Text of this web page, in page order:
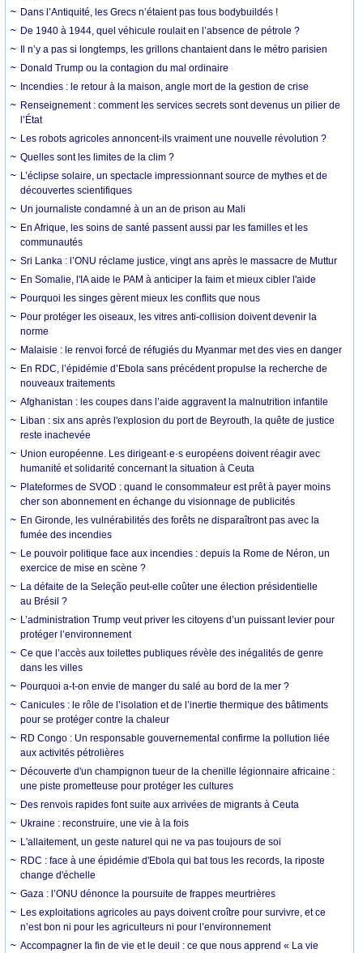
Dans l’Antiquité, les Grecs n’étaient pas tous bodybuildés !
De 1940 à 1944, quel véhicule roulait en l’absence de pétrole ?
Il n’y a pas si longtemps, les grillons chantaient dans le métro parisien
Donald Trump ou la contagion du mal ordinaire
Incendies : le retour à la maison, angle mort de la gestion de crise
Renseignement : comment les services secrets sont devenus un pilier de
l’État
Les robots agricoles annoncent-ils vraiment une nouvelle révolution ?
Quelles sont les limites de la clim ?
L’éclipse solaire, un spectacle impressionnant source de mythes et de
découvertes scientifiques
Un journaliste condamné à un an de prison au Mali
En Afrique, les soins de santé passent aussi par les familles et les
communautés
Sri Lanka : l’ONU réclame justice, vingt ans après le massacre de Muttur
En Somalie, l'IA aide le PAM à anticiper la faim et mieux cibler l'aide
Pourquoi les singes gèrent mieux les conflits que nous
Pour protéger les oiseaux, les vitres anti-collision doivent devenir la
norme
Malaisie : le renvoi forcé de réfugiés du Myanmar met des vies en danger
En RDC, l’épidémie d’Ebola sans précédent propulse la recherche de
nouveaux traitements
Afghanistan : les coupes dans l’aide aggravent la malnutrition infantile
Liban : six ans après l'explosion du port de Beyrouth, la quête de justice
reste inachevée
Union européenne. Les dirigeant·e·s européens doivent réagir avec
humanité et solidarité concernant la situation à Ceuta
Plateformes de SVOD : quand le consommateur est prêt à payer moins
cher son abonnement en échange du visionnage de publicités
En Gironde, les vulnérabilités des forêts ne disparaîtront pas avec la
fumée des incendies
Le pouvoir politique face aux incendies : depuis la Rome de Néron, un
exercice de mise en scène ?
La défaite de la Seleção peut-elle coûter une élection présidentielle
au Brésil ?
L’administration Trump veut priver les citoyens d’un puissant levier pour
protéger l’environnement
Ce que l’accès aux toilettes publiques révèle des inégalités de genre
dans les villes
Pourquoi a-t-on envie de manger du salé au bord de la mer ?
Canicules : le rôle de l’isolation et de l’inertie thermique des bâtiments
pour se protéger contre la chaleur
RD Congo : Un responsable gouvernemental confirme la pollution liée
aux activités pétrolières
Découverte d'un champignon tueur de la chenille légionnaire africaine :
une piste prometteuse pour protéger les cultures
Des renvois rapides font suite aux arrivées de migrants à Ceuta
Ukraine : reconstruire, une vie à la fois
L'allaitement, un geste naturel qui ne va pas toujours de soi
RDC : face à une épidémie d'Ebola qui bat tous les records, la riposte
change d'échelle
Gaza : l’ONU dénonce la poursuite de frappes meurtrières
Les exploitations agricoles au pays doivent croître pour survivre, et ce
n’est bon ni pour les agriculteurs ni pour l’environnement
Accompagner la fin de vie et le deuil : ce que nous apprend « La vie